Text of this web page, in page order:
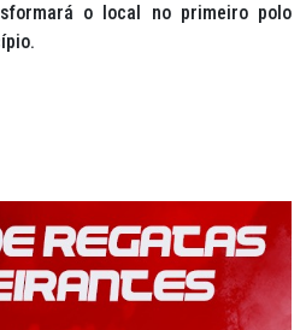
o local no primeiro polo